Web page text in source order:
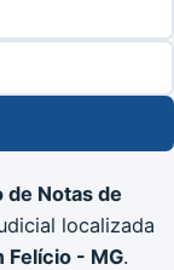
de Notas de
localizada
Felício - MG.